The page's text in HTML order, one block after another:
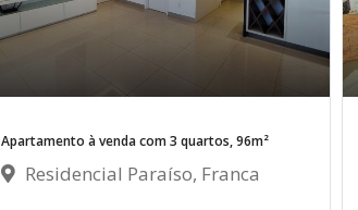
Apartamento à venda com 3 quartos, 96m²
Residencial Paraíso, Franca